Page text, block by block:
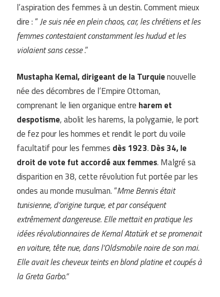
l’aspiration des femmes à un destin. Comment mieux
dire : “Je suis née en plein chaos, car, les chrétiens et les
femmes contestaient constamment les hudud et les
violaient sans cesse.”
Mustapha Kemal, dirigeant de la Turquienouvelle
née des décombres de l’Empire Ottoman,
comprenant le lien organique entre harem et
despotisme, abolit les harems, la polygamie, le port
de fez pour les hommes et rendit le port du voile
facultatif pour les femmes dès 1923. Dès 34, le
droit de vote fut accordé aux femmes. Malgré sa
disparition en 38, cette révolution fut portée par les
ondes au monde musulman. “Mme Bennis était
tunisienne, d’origine turque, et par conséquent
extrêmement dangereuse. Elle mettait en pratique les
idées révolutionnaires de Kemal Atatürk et se promenait
en voiture, tête nue, dans l’Oldsmobile noire de son mai.
Elle avait les cheveux teints en blond platine et coupés à
la Greta Garbo.”